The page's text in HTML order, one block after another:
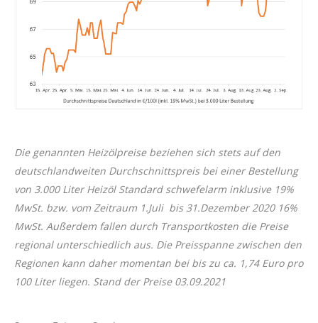
Die genannten Heizölpreise beziehen sich stets auf den
deutschlandweiten Durchschnittspreis bei einer Bestellung
von 3.000 Liter Heizöl Standard schwefelarm inklusive 19%
MwSt. bzw. vom Zeitraum 1.Juli bis 31.Dezember 2020 16%
MwSt. Außerdem fallen durch Transportkosten die Preise
regional unterschiedlich aus. Die Preisspanne zwischen den
Regionen kann daher momentan bei bis zu ca. 1,74 Euro pro
100 Liter liegen. Stand der Preise 03.09.2021